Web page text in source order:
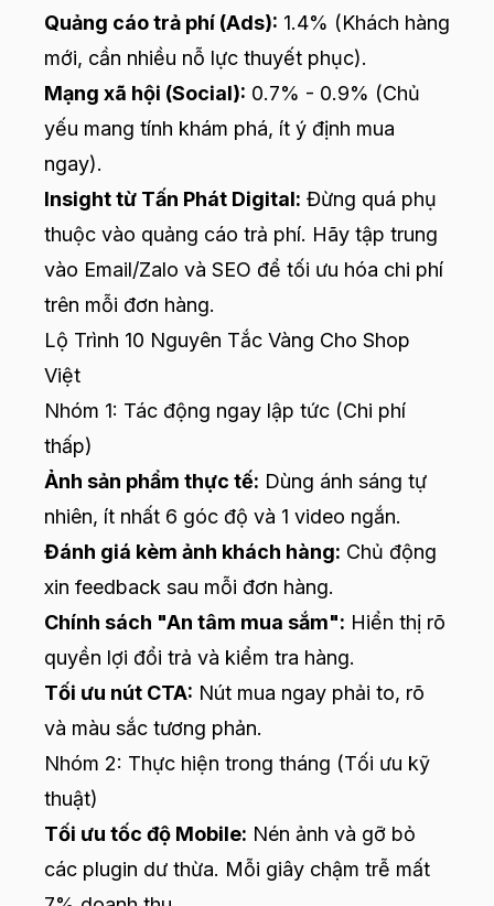
Quảng cáo trả phí (Ads): 1.4% (Khách hàng
mới, cần nhiều nỗ lực thuyết phục).
Mạng xã hội (Social): 0.7% - 0.9% (Chủ
yếu mang tính khám phá, ít ý định mua
ngay).
Insight từ Tấn Phát Digital: Đừng quá phụ
thuộc vào quảng cáo trả phí. Hãy tập trung
vào Email/Zalo và SEO để tối ưu hóa chi phí
trên mỗi đơn hàng.
Lộ Trình 10 Nguyên Tắc Vàng Cho Shop
Việt
Nhóm 1: Tác động ngay lập tức (Chi phí
thấp)
Ảnh sản phẩm thực tế: Dùng ánh sáng tự
nhiên, ít nhất 6 góc độ và 1 video ngắn.
Đánh giá kèm ảnh khách hàng: Chủ động
xin feedback sau mỗi đơn hàng.
Chính sách "An tâm mua sắm": Hiển thị rõ
quyền lợi đổi trả và kiểm tra hàng.
Tối ưu nút CTA: Nút mua ngay phải to, rõ
và màu sắc tương phản.
Nhóm 2: Thực hiện trong tháng (Tối ưu kỹ
thuật)
Tối ưu tốc độ Mobile: Nén ảnh và gỡ bỏ
các plugin dư thừa. Mỗi giây chậm trễ mất